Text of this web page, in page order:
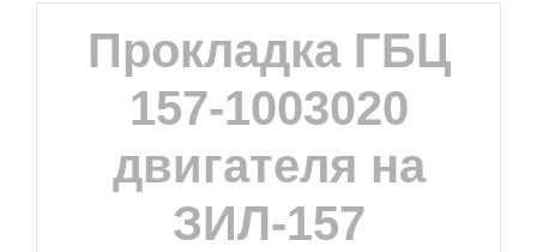
Прокладка ГБЦ
157-1003020
двигателя на
ЗИЛ-157